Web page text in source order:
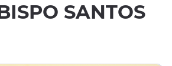
SANTOS